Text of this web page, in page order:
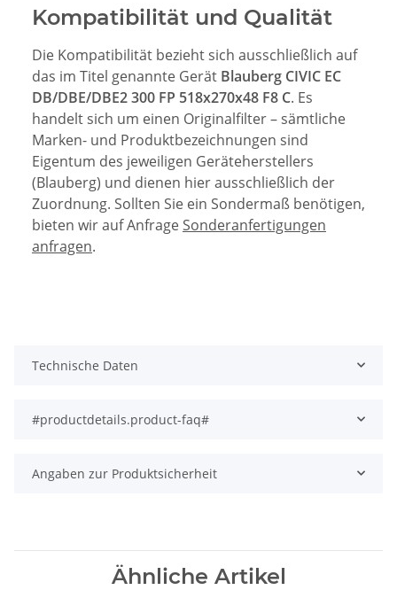
Kompatibilität und Qualität
Die Kompatibilität bezieht sich ausschließlich auf
das im Titel genannte Gerät Blauberg CIVIC EC
DB/DBE/DBE2 300 FP 518x270x48 F8 C. Es
handelt sich um einen Originalfilter – sämtliche
Marken- und Produktbezeichnungen sind
Eigentum des jeweiligen Geräteherstellers
(Blauberg) und dienen hier ausschließlich der
Zuordnung. Sollten Sie ein Sondermaß benötigen,
bieten wir auf Anfrage Sonderanfertigungen
anfragen.
Technische Daten
#productdetails.product-faq#
Angaben zur Produktsicherheit
Ähnliche Artikel